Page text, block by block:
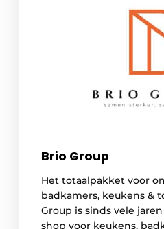
Brio Group
Het totaalpakket voor
badkamers, keukens &
Group is sinds vele
shop voor keukens,